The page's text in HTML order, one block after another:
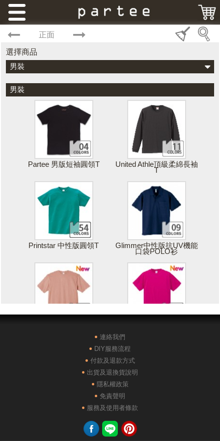
正面
選擇商品
男裝
男裝
Partee 男版短袖圓領T United Athle頂級柔綿長袖
T
Printstar 中性版圓領T Glimmer中性版抗UV機能
口袋POLO衫
POLONE1純棉短袖POLO AG28000落肩重磅精梳棉
連絡我們
DIY服務流程
付款及退款方式
出貨及退換貨說明
隱私權政策
免責聲明
服務及使用者條款